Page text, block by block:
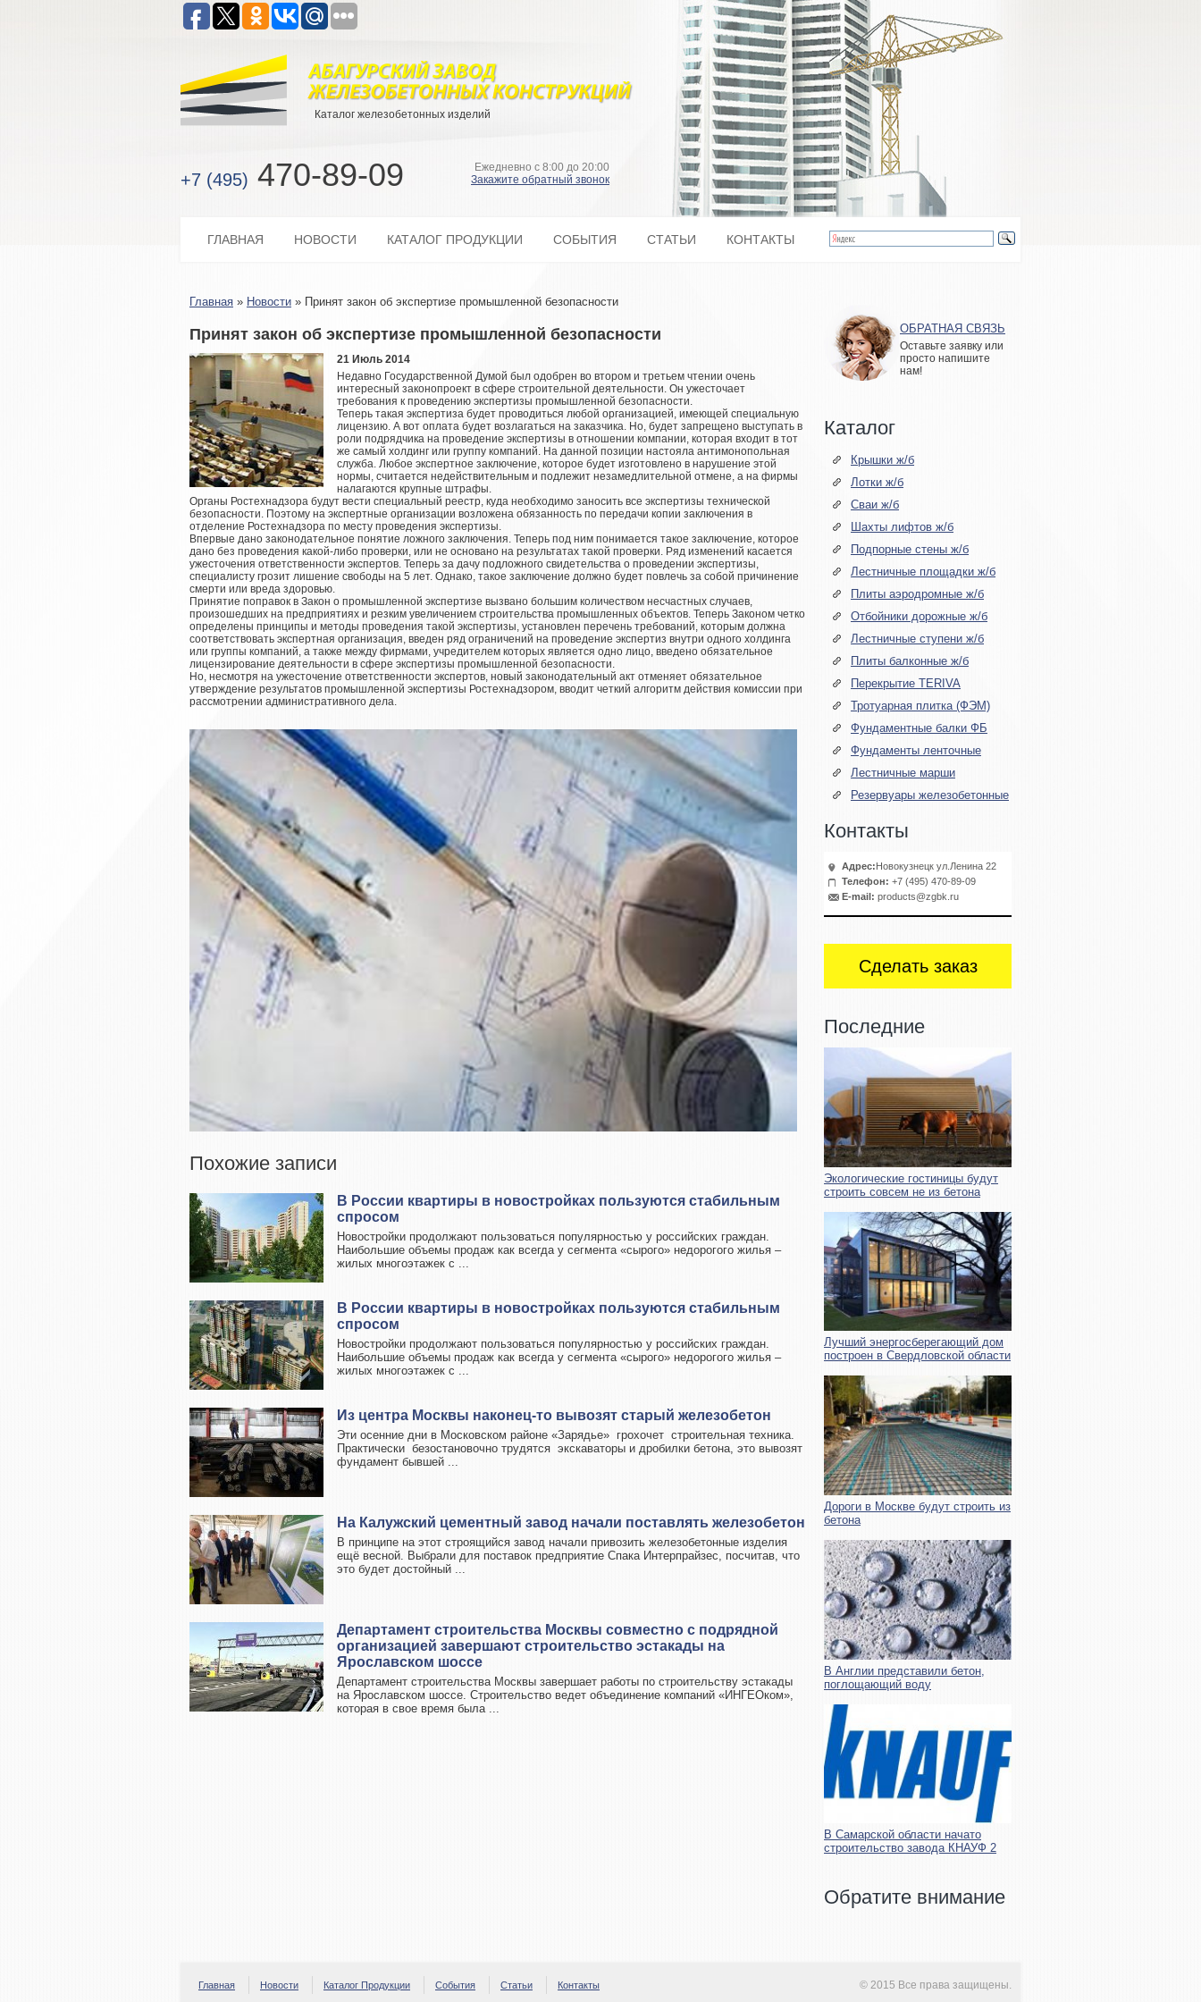
Каталог железобетонных изделий
+7 (495) 470-89-09
Ежедневно с 8:00 до 20:00
Закажите обратный звонок
ГЛАВНАЯ НОВОСТИ КАТАЛОГ ПРОДУКЦИИ СОБЫТИЯ СТАТЬИ КОНТАКТЫ
Главная » Новости » Принят закон об экспертизе промышленной безопасности
Принят закон об экспертизе промышленной безопасности
21 Июль 2014
Недавно Государственной Думой был одобрен во втором и третьем чтении очень
интересный законопроект в сфере строительной деятельности. Он ужесточает
требования к проведению экспертизы промышленной безопасности.
Теперь такая экспертиза будет проводиться любой организацией, имеющей специальную
лицензию. А вот оплата будет возлагаться на заказчика. Но, будет запрещено выступать в
роли подрядчика на проведение экспертизы в отношении компании, которая входит в тот
же самый холдинг или группу компаний. На данной позиции настояла антимонопольная
служба. Любое экспертное заключение, которое будет изготовлено в нарушение этой
нормы, считается недействительным и подлежит незамедлительной отмене, а на фирмы
налагаются крупные штрафы.
Органы Ростехнадзора будут вести специальный реестр, куда необходимо заносить все экспертизы технической
безопасности. Поэтому на экспертные организации возложена обязанность по передачи копии заключения в
отделение Ростехнадзора по месту проведения экспертизы.
Впервые дано законодательное понятие ложного заключения. Теперь под ним понимается такое заключение, которое
дано без проведения какой-либо проверки, или не основано на результатах такой проверки. Ряд изменений касается
ужесточения ответственности экспертов. Теперь за дачу подложного свидетельства о проведении экспертизы,
специалисту грозит лишение свободы на 5 лет. Однако, такое заключение должно будет повлечь за собой причинение
смерти или вреда здоровью.
Принятие поправок в Закон о промышленной экспертизе вызвано большим количеством несчастных случаев,
произошедших на предприятиях и резким увеличением строительства промышленных объектов. Теперь Законом четко
определены принципы и методы проведения такой экспертизы, установлен перечень требований, которым должна
соответствовать экспертная организация, введен ряд ограничений на проведение экспертиз внутри одного холдинга
или группы компаний, а также между фирмами, учредителем которых является одно лицо, введено обязательное
лицензирование деятельности в сфере экспертизы промышленной безопасности.
Но, несмотря на ужесточение ответственности экспертов, новый законодательный акт отменяет обязательное
утверждение результатов промышленной экспертизы Ростехнадзором, вводит четкий алгоритм действия комиссии при
рассмотрении административного дела.
Похожие записи
В России квартиры в новостройках пользуются стабильным
спросом
Новостройки продолжают пользоваться популярностью у российских граждан.
Наибольшие объемы продаж как всегда у сегмента «сырого» недорогого жилья –
жилых многоэтажек с ...
В России квартиры в новостройках пользуются стабильным
спросом
Новостройки продолжают пользоваться популярностью у российских граждан.
Наибольшие объемы продаж как всегда у сегмента «сырого» недорогого жилья –
жилых многоэтажек с ...
Из центра Москвы наконец-то вывозят старый железобетон
Эти осенние дни в Московском районе «Зарядье» грохочет строительная техника.
Практически безостановочно трудятся экскаваторы и дробилки бетона, это вывозят
фундамент бывшей ...
На Калужский цементный завод начали поставлять железобетон
В принципе на этот строящийся завод начали привозить железобетонные изделия
ещё весной. Выбрали для поставок предприятие Спака Интерпрайзес, посчитав, что
это будет достойный ...
Департамент строительства Москвы совместно с подрядной
организацией завершают строительство эстакады на
Ярославском шоссе
Департамент строительства Москвы завершает работы по строительству эстакады
на Ярославском шоссе. Строительство ведет объединение компаний «ИНГЕОком»,
которая в свое время была ...
ОБРАТНАЯ СВЯЗЬ
Оставьте заявку или
просто напишите
нам!
Каталог
Крышки ж/б
Лотки ж/б
Сваи ж/б
Шахты лифтов ж/б
Подпорные стены ж/б
Лестничные площадки ж/б
Плиты аэродромные ж/б
Отбойники дорожные ж/б
Лестничные ступени ж/б
Плиты балконные ж/б
Перекрытие TERIVA
Тротуарная плитка (ФЭМ)
Фундаментные балки ФБ
Фундаменты ленточные
Лестничные марши
Резервуары железобетонные
Контакты
Адрес:Новокузнецк ул.Ленина 22
Телефон: +7 (495) 470-89-09
E-mail: products@zgbk.ru
Сделать заказ
Последние
Экологические гостиницы будут
строить совсем не из бетона
Лучший энергосберегающий дом
построен в Свердловской области
Дороги в Москве будут строить из
бетона
В Англии представили бетон,
поглощающий воду
В Самарской области начато
строительство завода КНАУФ 2
Обратите внимание
Главная Новости Каталог Продукции События Статьи Контакты © 2015 Все права защищены.